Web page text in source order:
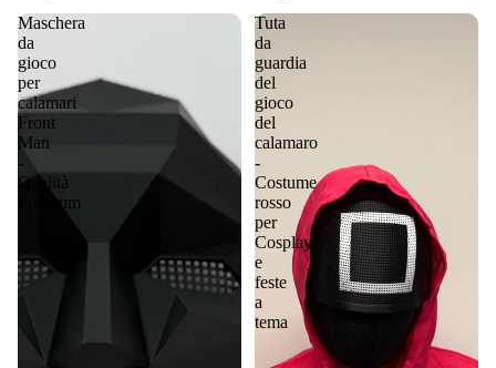
Maschera
da
gioco
per
calamari
Front
Man
-
Qualità
Premium
Tuta
da
guardia
del
gioco
del
calamaro
-
Costume
rosso
per
Cosplay
e
feste
a
tema